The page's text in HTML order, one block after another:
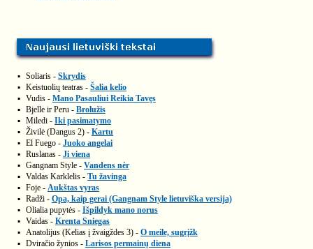
▪ Soliaris - Skrydis
▪ Keistuolių teatras - Šalia kelio
▪ Vudis - Mano Pasauliui Reikia Tavęs
▪ Bjelle ir Peru - Brolužis
▪ Miledi - Iki pasimatymo
▪ Živilė (Dangus 2) - Kartu
▪ El Fuego - Juoko angelai
▪ Ruslanas - Ji viena
▪ Gangnam Style - Vandens nėr
▪ Valdas Karklelis - Tu žavinga
▪ Foje - Aukštas vyras
▪ Radži - Opa, kaip gerai (Gangnam Style lietuviška versija)
▪ Olialia pupytės - Išpildyk mano norus
▪ Vaidas - Krenta Sniegas
▪ Anatolijus (Kelias į žvaigždes 3) - O meile, sugrįžk
▪ Dviračio žynios - Larisos permainų diena